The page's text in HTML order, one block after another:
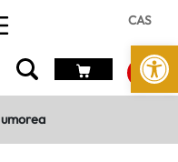
Abrir
CAS
umorea